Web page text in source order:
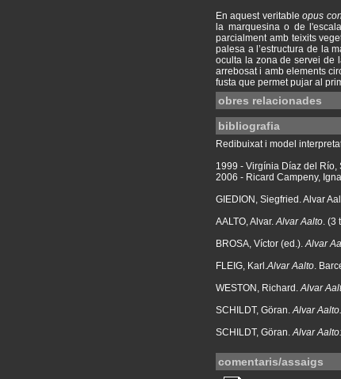
En aquest veritableopus
la marquesina o de
parcialment amb teixits
palesa a l’estructura de la
oculta la zona de servei de
arrebosat i amb elements
fusta que permet pujar al
obres relacionades
bibliografia
Redibuixat i model
1999 - Virgínia Díaz del
2006 - Ricard Campeny,
GIEDION, Siegfried. Alvar
AALTO, Alvar.Alvar Aalto. (3
BROSA, Víctor (ed.).Alvar
FLEIG, Karl.Alvar Aalto.
WESTON, Richard.Alvar
SCHILDT, Göran.Alvar
SCHILDT, Göran.Alvar
comentaris/assaigs